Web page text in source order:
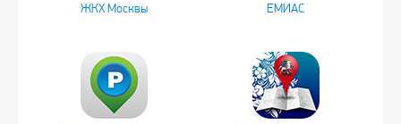
ЖКХ Москвы ЕМИАС